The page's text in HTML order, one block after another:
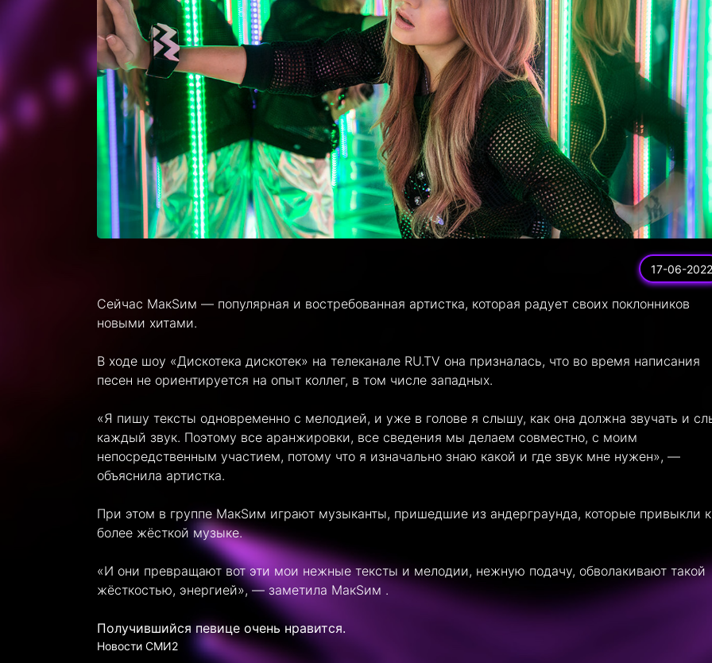
17-06-2022
Сейчас МакSим — популярная и востребованная артистка, которая радует своих поклонников
новыми хитами.
В ходе шоу «Дискотека дискотек» на телеканале RU.TV она призналась, что во время написания
песен не ориентируется на опыт коллег, в том числе западных.
«Я пишу тексты одновременно с мелодией, и уже в голове я слышу, как она должна звучать и
каждый звук. Поэтому все аранжировки, все сведения мы делаем совместно, с моим
непосредственным участием, потому что я изначально знаю какой и где звук мне нужен», —
объяснила артистка.
При этом в группе МакSим играют музыканты, пришедшие из андерграунда, которые привыкли к
более жёсткой музыке.
«И они превращают вот эти мои нежные тексты и мелодии, нежную подачу, обволакивают такой
жёсткостью, энергией», — заметила МакSим .
Получившийся певице очень нравится.
Новости СМИ2